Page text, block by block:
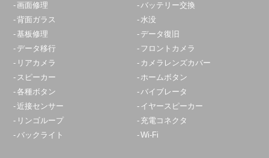
画面修理
バッテリー交換
背面ガラス
水没
基板修理
データ復旧
データ移行
フロントカメラ
リアカメラ
カメラレンズカバー
スピーカー
ホームボタン
各種ボタン
バイブレータ
近接センサー
イヤースピーカー
リンゴループ
充電コネクタ
バックライト
Wi-Fi